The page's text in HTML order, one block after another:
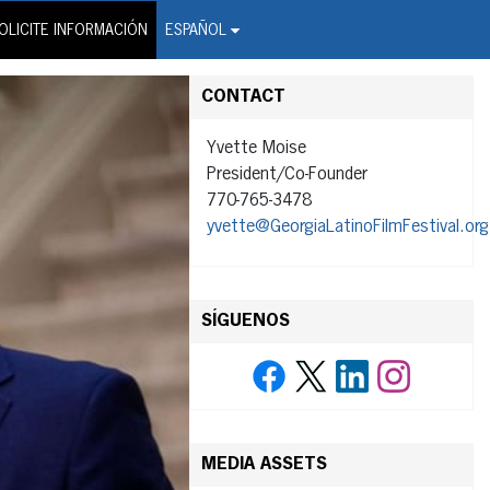
INFORMACIÓN ESPAÑOL
Wire Service
CONTACT
Yvette Moise
President/Co-Founder
770-765-3478
yvette@GeorgiaLatinoFilmFestival.org
SÍGUENOS
MEDIA ASSETS